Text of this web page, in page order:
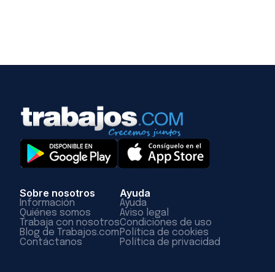
Sobre nosotros
Información
Quiénes somos
Trabaja con nosotros
Blog de Trabajos.com
Contáctanos
Ayuda
Ayuda
Aviso legal
Condiciones de uso
Política de cookies
Política de privacidad